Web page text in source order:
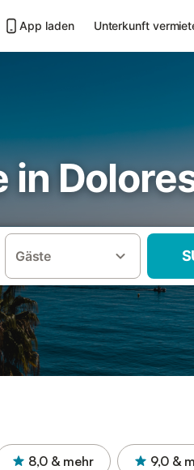
App laden Unterkunft
Gäste
8,0 & mehr 9,0 &